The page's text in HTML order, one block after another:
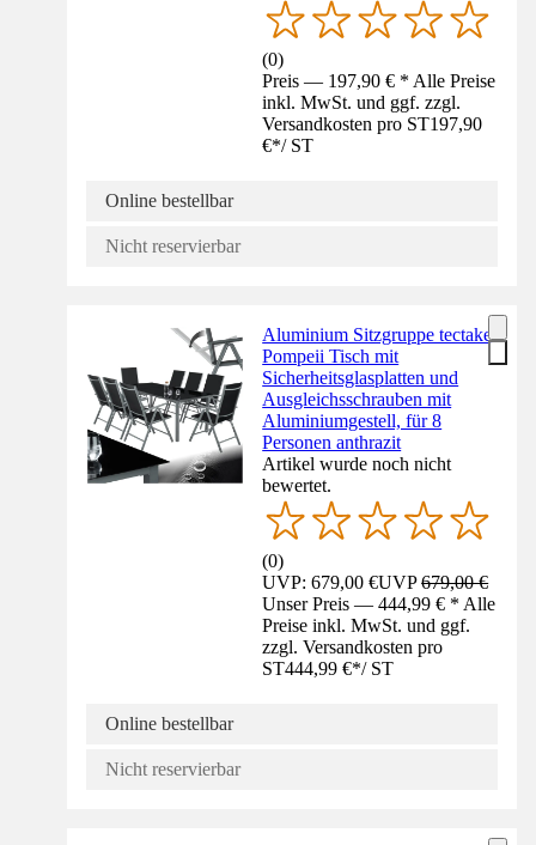
(0)
Preis — 197,90 € * Alle Preise
inkl. MwSt. und ggf. zzgl.
Versandkosten pro ST197,90
€*/ ST
Online bestellbar
Nicht reservierbar
Aluminium Sitzgruppe tectake
Pompeii Tisch mit
Sicherheitsglasplatten und
Ausgleichsschrauben mit
Aluminiumgestell, für 8
Personen anthrazit
Artikel wurde noch nicht
bewertet.
(0)
UVP: 679,00 €UVP679,00 €
Unser Preis — 444,99 € * Alle
Preise inkl. MwSt. und ggf.
zzgl. Versandkosten pro
ST444,99 €*/ ST
Online bestellbar
Nicht reservierbar